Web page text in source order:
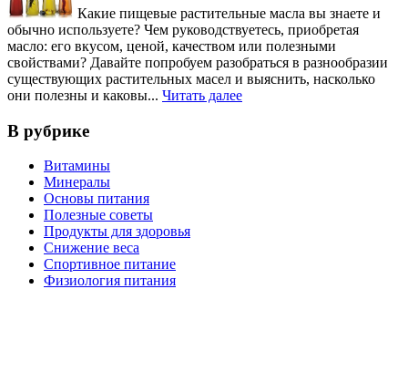
Какие пищевые растительные масла вы знаете и
обычно используете? Чем руководствуетесь, приобретая
масло: его вкусом, ценой, качеством или полезными
свойствами? Давайте попробуем разобраться в разнообразии
существующих растительных масел и выяснить, насколько
они полезны и каковы... Читать далее
В рубрике
Витамины
Минералы
Основы питания
Полезные советы
Продукты для здоровья
Снижение веса
Спортивное питание
Физиология питания